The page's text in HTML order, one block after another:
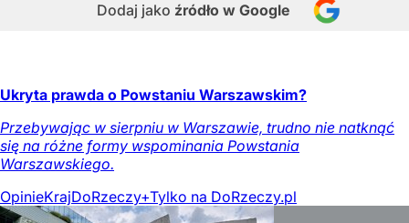
Dodaj jako źródło w Google
Ukryta prawda o Powstaniu Warszawskim?
Przebywając w sierpniu w Warszawie, trudno nie natknąć
się na różne formy wspominania Powstania
Warszawskiego.
OpinieKrajDoRzeczy+Tylko na DoRzeczy.pl